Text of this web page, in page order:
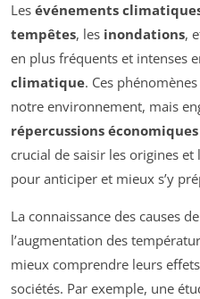
Les événements
tempêtes, les inondations,
en plus fréquents et intenses
climatique. Ces
notre environnement, mais
répercussions économiques
crucial de saisir les origines et
pour anticiper et mieux s’y
La connaissance des causes
l’augmentation des
mieux comprendre leurs
sociétés. Par exemple, une